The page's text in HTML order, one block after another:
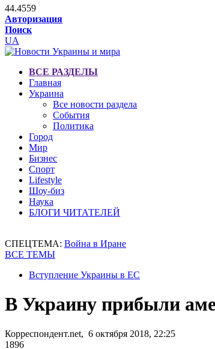
44.4559
Авторизация
Поиск
UA
ВСЕ РАЗДЕЛЫ
Главная
Украина
Все новости раздела
События
Политика
Город
Мир
Бизнес
Спорт
Lifestyle
Шоу-биз
Наука
БЛОГИ ЧИТАТЕЛЕЙ
СПЕЦТЕМА: Война в Иране
ВСЕ ТЕМЫ
Вступление Украины в ЕС
В Украину прибыли
Корреспондент.net, 6 октября 2018, 22:25
1896